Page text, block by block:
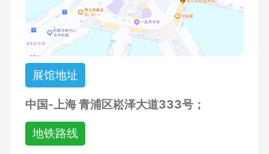
展馆地址
中国-上海 青浦区崧泽大道333号；
地铁路线